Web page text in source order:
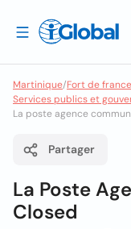
Martinique/Fort de france
Services publics et
La poste agence
Partager
La Poste
Closed